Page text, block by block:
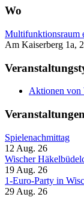
Wo
Multifunktionsraum
Am Kaiserberg 1a,
Aktionen von
Veranstaltungen
Spielenachmittag
12 Aug. 26
Wischer
19 Aug. 26
1-Euro-Party in
29 Aug. 26